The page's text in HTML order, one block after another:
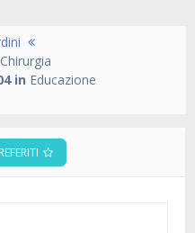
in Educazione